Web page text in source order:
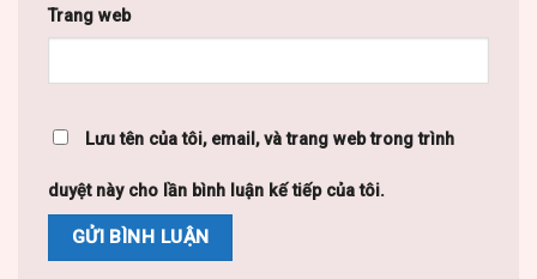
Trang web
Lưu tên của tôi, email, và trang web trong trình
duyệt này cho lần bình luận kế tiếp của tôi.